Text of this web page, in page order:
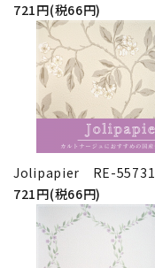
721円(税66円)
Jolipapier RE-55731
721円(税66円)